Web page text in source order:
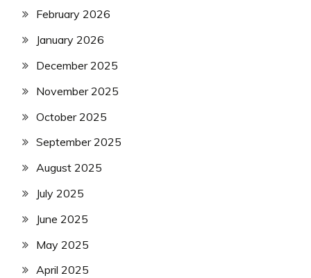
February 2026
January 2026
December 2025
November 2025
October 2025
September 2025
August 2025
July 2025
June 2025
May 2025
April 2025